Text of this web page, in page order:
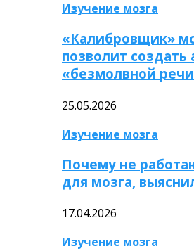
Изучение мозга
«Калибровщик»
позволит создать
«безмолвной
25.05.2026
Изучение мозга
Почему не
для мозга,
17.04.2026
Изучение мозга